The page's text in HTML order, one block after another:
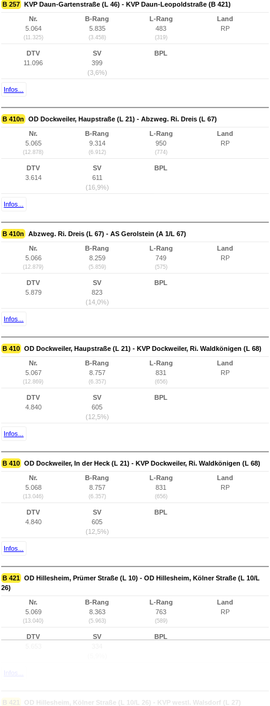
B 257 KVP Daun-Gartenstraße (L 46) - KVP Daun-Leopoldstraße (B 421)
Nr.
5.064
(11.325)
B-Rang
5.835
(3.458)
L-Rang
483
(319)
Land
RP
DTV
11.096
SV
399
(3,6%)
BPL
Infos...
B 410n OD Dockweiler, Haupstraße (L 21) - Abzweg. Ri. Dreis (L 67)
Nr.
5.065
(12.878)
B-Rang
9.314
(6.912)
L-Rang
950
(774)
Land
RP
DTV
3.614
SV
611
(16,9%)
BPL
Infos...
B 410n Abzweg. Ri. Dreis (L 67) - AS Gerolstein (A 1/L 67)
Nr.
5.066
(12.879)
B-Rang
8.259
(5.859)
L-Rang
749
(575)
Land
RP
DTV
5.879
SV
823
(14,0%)
BPL
Infos...
B 410 OD Dockweiler, Haupstraße (L 21) - KVP Dockweiler, Ri. Waldkönigen (L 68)
Nr.
5.067
(12.869)
B-Rang
8.757
(6.357)
L-Rang
831
(656)
Land
RP
DTV
4.840
SV
605
(12,5%)
BPL
Infos...
B 410 OD Dockweiler, In der Heck (L 21) - KVP Dockweiler, Ri. Waldkönigen (L 68)
Nr.
5.068
(13.046)
B-Rang
8.757
(6.357)
L-Rang
831
(656)
Land
RP
DTV
4.840
SV
605
(12,5%)
BPL
Infos...
B 421 OD Hillesheim, Prümer Straße (L 10) - OD Hillesheim, Kölner Straße (L 10/L
26)
Nr.
5.069
(13.040)
B-Rang
8.363
(5.963)
L-Rang
763
(589)
Land
RP
DTV
SV
BPL
Infos...
B 421 OD Hillesheim, Kölner Straße (L 10/L 26) - KVP westl. Walsdorf (L 27)